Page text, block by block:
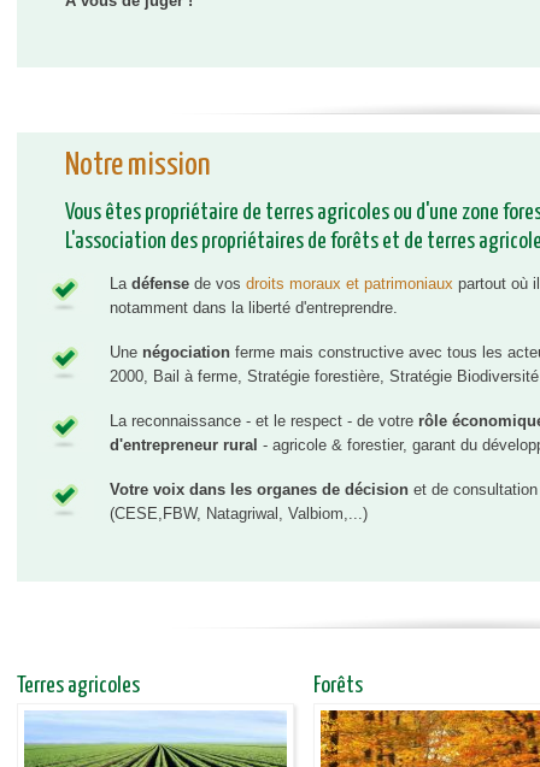
Notre mission
Vous êtes propriétaire de terres agricoles ou d'une zone
L'association des propriétaires de forêts et de terres
La défense de vos droits moraux et patrimoniaux partout où
notamment dans la liberté d'entreprendre.
Une négociation ferme mais constructive avec tous les
2000, Bail à ferme, Stratégie forestière, Stratégie
La reconnaissance - et le respect - de votre rôle
d'entrepreneur rural - agricole & forestier, garant du
Votre voix dans les organes de décision et de
(CESE,FBW, Natagriwal, Valbiom,...)
Terres agricoles Forêts